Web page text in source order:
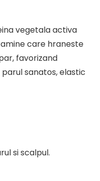
vegetala activa
care hraneste
favorizand
sanatos, elastic
si scalpul.